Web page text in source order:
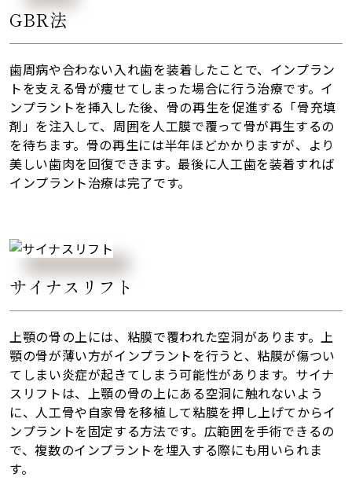
GBR法
歯周病や合わない入れ歯を装着したことで、インプラン
トを支える骨が痩せてしまった場合に行う治療です。イ
ンプラントを挿入した後、骨の再生を促進する「骨充填
剤」を注入して、周囲を人工膜で覆って骨が再生するの
を待ちます。骨の再生には半年ほどかかりますが、より
美しい歯肉を回復できます。最後に人工歯を装着すれば
インプラント治療は完了です。
サイナスリフト
上顎の骨の上には、粘膜で覆われた空洞があります。上
顎の骨が薄い方がインプラントを行うと、粘膜が傷つい
てしまい炎症が起きてしまう可能性があります。サイナ
スリフトは、上顎の骨の上にある空洞に触れないよう
に、人工骨や自家骨を移植して粘膜を押し上げてからイ
ンプラントを固定する方法です。広範囲を手術できるの
で、複数のインプラントを埋入する際にも用いられま
す。